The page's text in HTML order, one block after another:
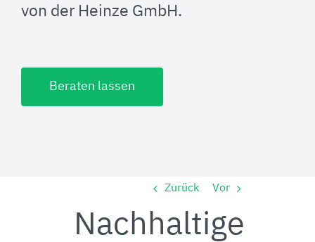
von der Heinze GmbH.
Beraten lassen
Zurück Vor
Nachhaltige